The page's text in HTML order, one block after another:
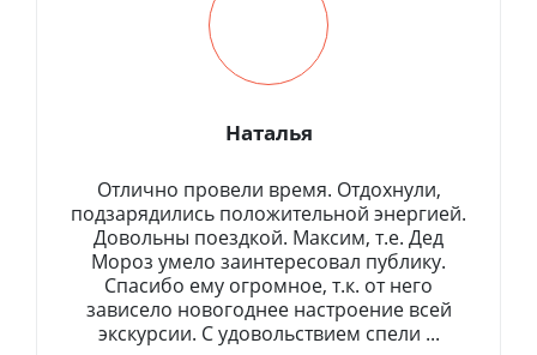
Наталья
Отлично провели время. Отдохнули,
подзарядились положительной энергией.
Довольны поездкой. Максим, т.е. Дед
Мороз умело заинтересовал публику.
Спасибо ему огромное, т.к. от него
зависело новогоднее настроение всей
экскурсии. С удовольствием спели ...